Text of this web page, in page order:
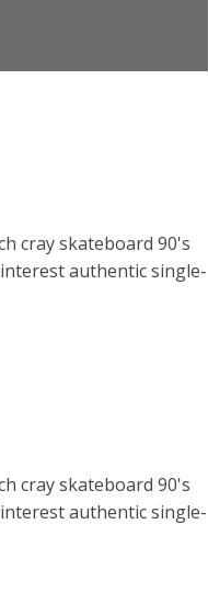
cray skateboard 90's
authentic single-
cray skateboard 90's
authentic single-